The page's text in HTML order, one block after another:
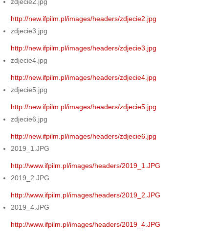
zdjecie2.jpg
http://new.ifpilm.pl/images/headers/zdjecie2.jpg
zdjecie3.jpg
http://new.ifpilm.pl/images/headers/zdjecie3.jpg
zdjecie4.jpg
http://new.ifpilm.pl/images/headers/zdjecie4.jpg
zdjecie5.jpg
http://new.ifpilm.pl/images/headers/zdjecie5.jpg
zdjecie6.jpg
http://new.ifpilm.pl/images/headers/zdjecie6.jpg
2019_1.JPG
http://www.ifpilm.pl/images/headers/2019_1.JPG
2019_2.JPG
http://www.ifpilm.pl/images/headers/2019_2.JPG
2019_4.JPG
http://www.ifpilm.pl/images/headers/2019_4.JPG